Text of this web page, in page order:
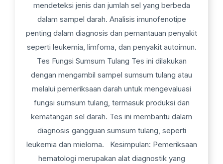
mendeteksi jenis dan jumlah sel yang berbeda
dalam sampel darah. Analisis imunofenotipe
penting dalam diagnosis dan pemantauan penyakit
seperti leukemia, limfoma, dan penyakit autoimun.
Tes Fungsi Sumsum Tulang Tes ini dilakukan
dengan mengambil sampel sumsum tulang atau
melalui pemeriksaan darah untuk mengevaluasi
fungsi sumsum tulang, termasuk produksi dan
kematangan sel darah. Tes ini membantu dalam
diagnosis gangguan sumsum tulang, seperti
leukemia dan mieloma. Kesimpulan: Pemeriksaan
hematologi merupakan alat diagnostik yang